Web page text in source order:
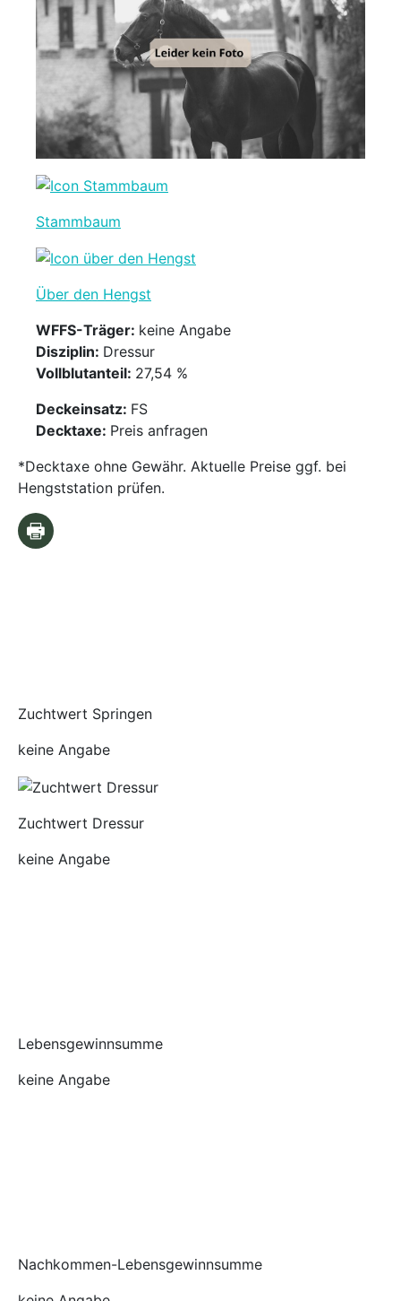
Stammbaum
Über den Hengst
WFFS-Träger: keine Angabe
Disziplin: Dressur
Vollblutanteil: 27,54 %
Deckeinsatz: FS
Decktaxe: Preis anfragen
*Decktaxe ohne Gewähr. Aktuelle Preise ggf. bei
Hengststation prüfen.
Zuchtwert Springen
keine Angabe
Zuchtwert Dressur
keine Angabe
Lebensgewinnsumme
keine Angabe
Nachkommen-Lebensgewinnsumme